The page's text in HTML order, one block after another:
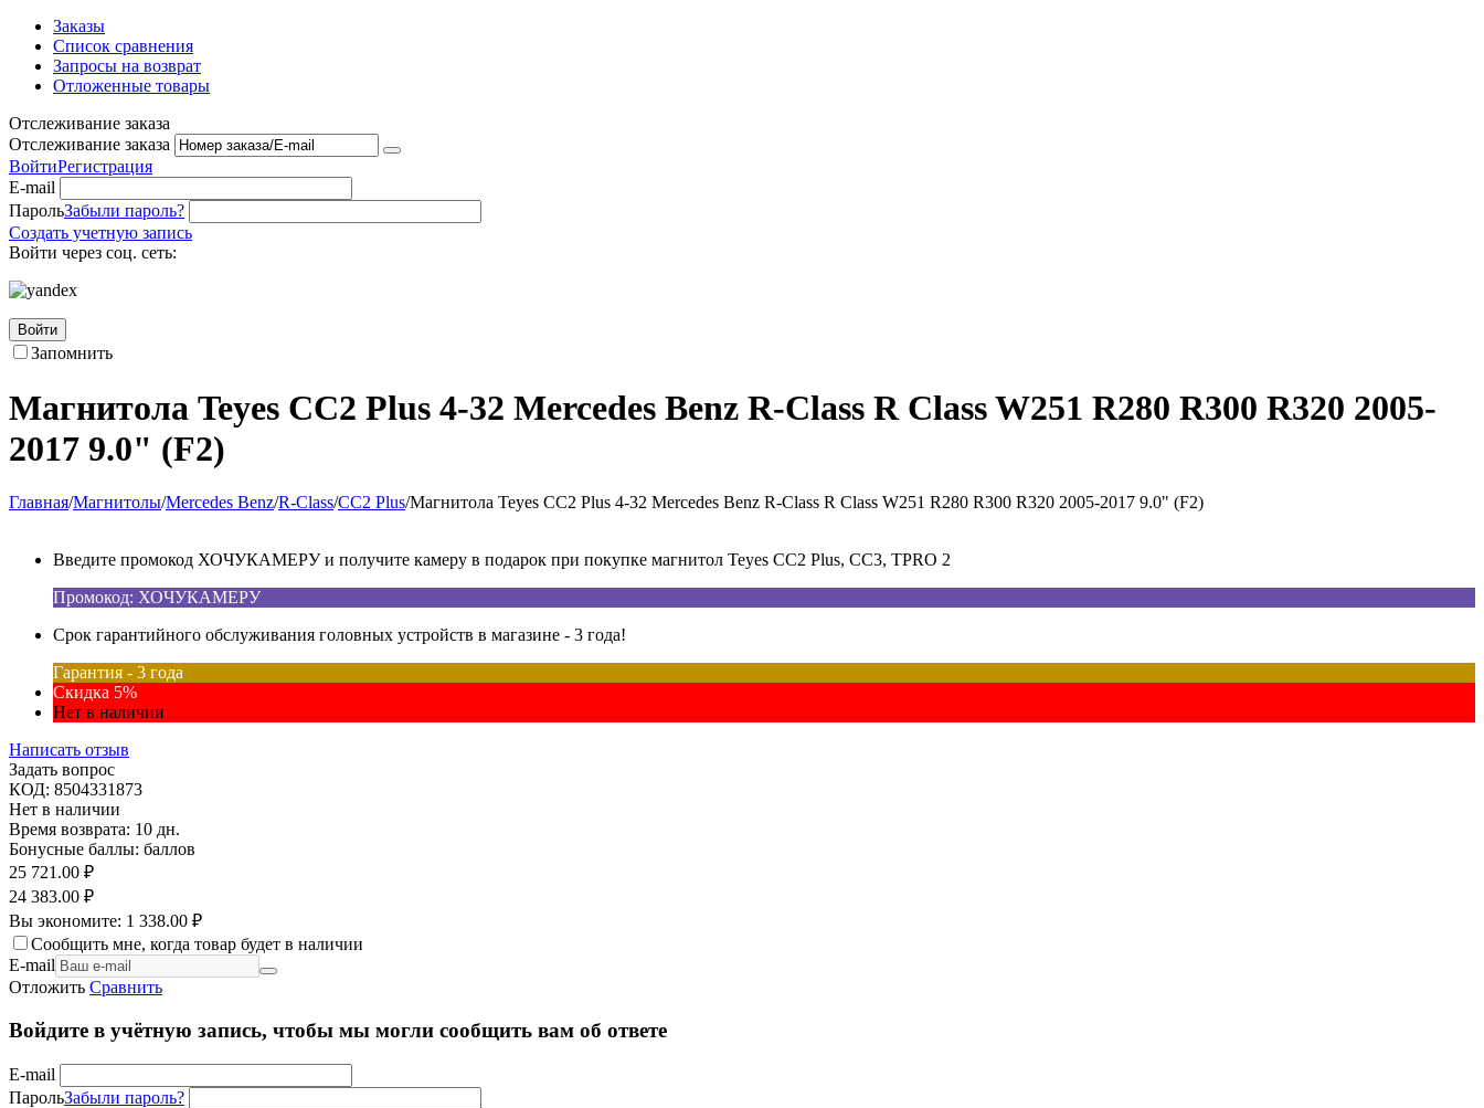
Заказы
Список сравнения
Запросы на возврат
Отложенные товары
Отслеживание заказа
Отслеживание заказа
ВойтиРегистрация
E-mail
ПарольЗабыли пароль?
Создать учетную запись
Войти через соц. сеть:
Войти
Запомнить
Магнитола Teyes CC2 Plus 4-32 Mercedes Benz R-Class R Class W251 R280 R300 R320 2005-
2017 9.0" (F2)
Главная/Магнитолы/Mercedes Benz/R-Class/CC2 Plus/Магнитола Teyes CC2 Plus 4-32 Mercedes Benz R-Class R Class W251 R280 R300 R320 2005-2017 9.0" (F2)
Введите промокод ХОЧУКАМЕРУ и получите камеру в подарок при покупке магнитол Teyes CC2 Plus, CC3, TPRO 2
Промокод: ХОЧУКАМЕРУ
Срок гарантийного обслуживания головных устройств в магазине - 3 года!
Гарантия - 3 года
Скидка 5%
Нет в наличии
Написать отзыв
Задать вопрос
КОД: 8504331873
Нет в наличии
Время возврата: 10 дн.
Бонусные баллы: баллов
25 721.00 ₽
24 383.00 ₽
Вы экономите: 1 338.00 ₽
Сообщить мне, когда товар будет в наличии
E-mail
Отложить Сравнить
Войдите в учётную запись, чтобы мы могли сообщить вам об ответе
E-mail
ПарольЗабыли пароль?